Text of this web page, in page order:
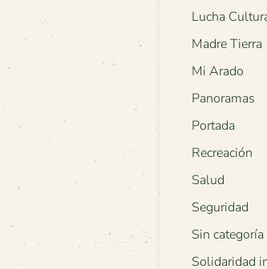
Lucha
Madre Tierra
Mi Arado
Panoramas
Portada
Recreación
Salud
Seguridad
Sin categoría
Solidaridad